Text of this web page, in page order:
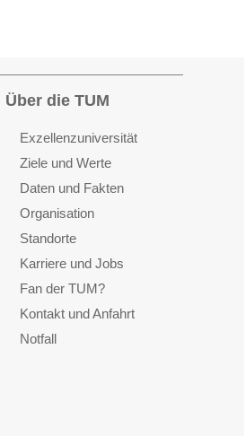
Über die TUM
Exzellenzuniversität
Ziele und Werte
Daten und Fakten
Organisation
Standorte
Karriere und Jobs
Fan der TUM?
Kontakt und Anfahrt
Notfall